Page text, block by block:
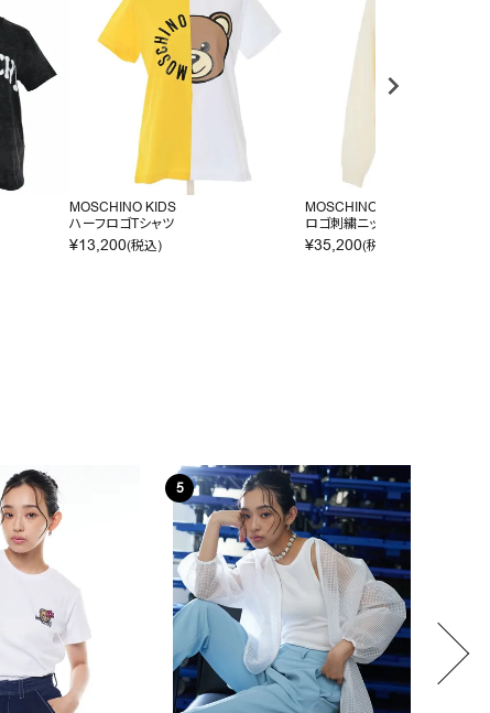
MOSCHINO KIDS
ハーフロゴTシャツ
¥13,200(税込)
MOSCHINO KIDS
ロゴ刺繍ニット
¥35,200(税込)